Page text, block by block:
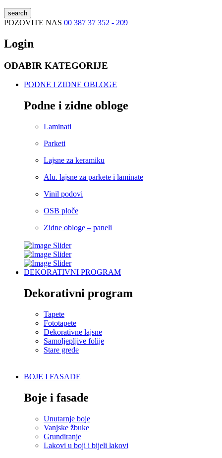
search
POZOVITE NAS 00 387 37 352 - 209
Login
ODABIR KATEGORIJE
PODNE I ZIDNE OBLOGE
Podne i zidne obloge
Laminati
Parketi
Lajsne za keramiku
Alu. lajsne za parkete i laminate
Vinil podovi
OSB ploče
Zidne obloge – paneli
DEKORATIVNI PROGRAM
Dekorativni program
Tapete
Fototapete
Dekorativne lajsne
Samoljepljive folije
Stare grede
BOJE I FASADE
Boje i fasade
Unutarnje boje
Vanjske žbuke
Grundiranje
Lakovi u boji i bijeli lakovi